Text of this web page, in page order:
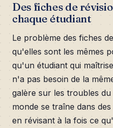
Des fiches de
chaque étudiant
Le problème des fiches
qu'elles sont les mêmes
qu'un étudiant qui
n'a pas besoin de la
galère sur les troubles
monde se traîne dans
en révisant à la fois ce